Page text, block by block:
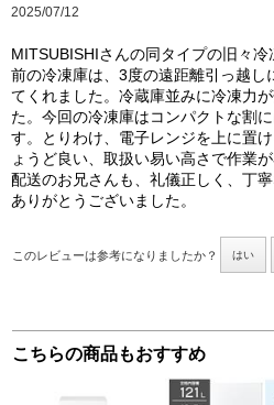
2025/07/12
MITSUBISHIさんの同タイプの旧々冷
前の冷凍庫は、3度の遠距離引っ越し
てくれました。冷蔵庫並みに冷凍力
た。今回の冷凍庫はコンパクトな割
す。とりわけ、電子レンジを上に置
ょうど良い、取扱い易い高さで作業が
配送のお兄さんも、礼儀正しく、丁
ありがとうございました。
このレビューは参考になりましたか？ はい
こちらの商品もおすすめ